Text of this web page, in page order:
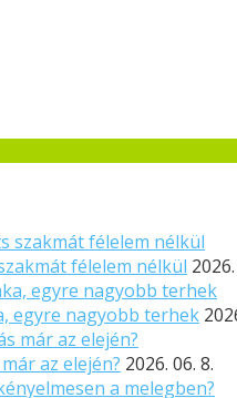
félelem nélkül
egyre nagyobb terhek
az elején? 2026. 06. 8.